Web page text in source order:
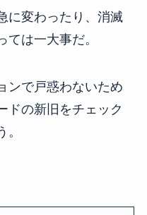
に変わったり、消滅
ては一大事だ。
ンで戸惑わないため
ドの新旧をチェック